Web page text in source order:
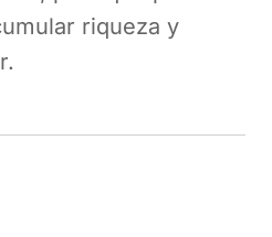
riqueza y